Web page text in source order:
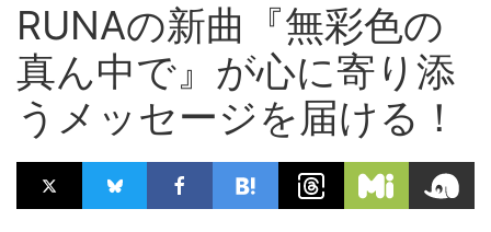
RUNAの新曲『無彩色の
真ん中で』が心に寄り添
うメッセージを届ける！